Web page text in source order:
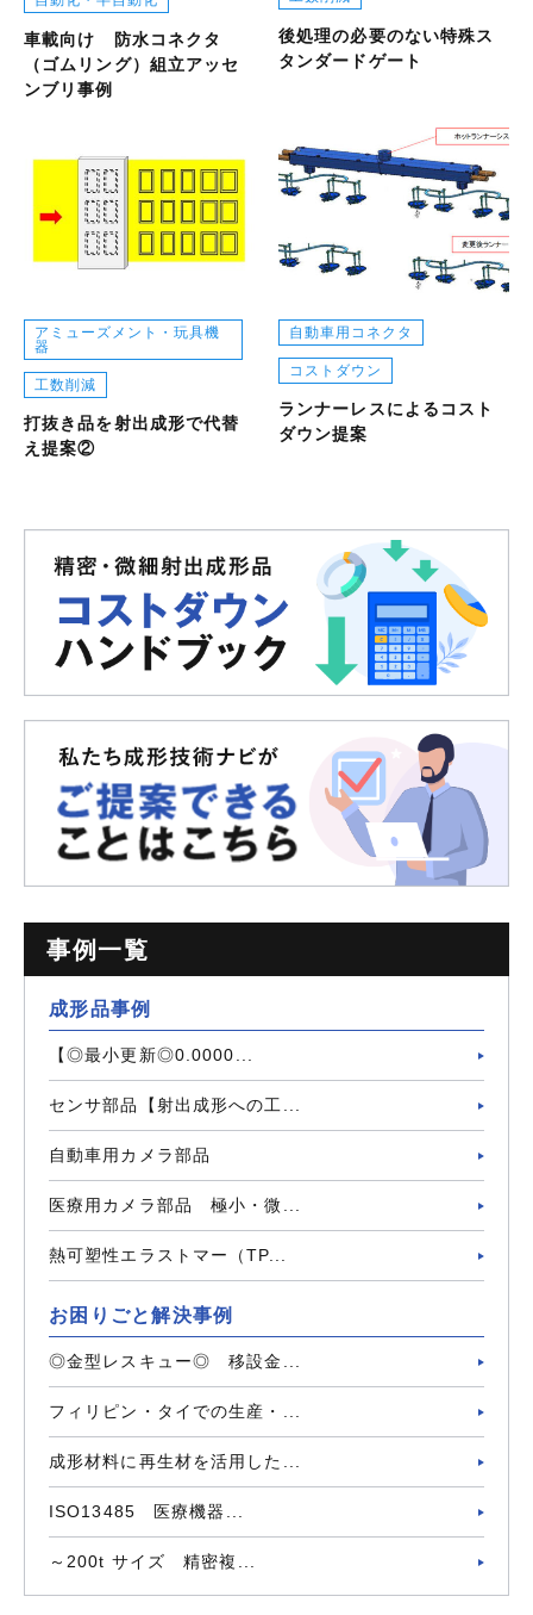
車載向け 防水コネクタ
（ゴムリング）組立アッセ
ンブリ事例
後処理の必要のない特殊ス
タンダードゲート
アミューズメント・玩具機
器
工数削減
打抜き品を射出成形で代替
え提案②
自動車用コネクタ
コストダウン
ランナーレスによるコスト
ダウン提案
事例一覧
成形品事例
【◎最小更新◎0.0000...
センサ部品【射出成形への工...
自動車用カメラ部品
医療用カメラ部品 極小・微...
熱可塑性エラストマー（TP...
お困りごと解決事例
◎金型レスキュー◎ 移設金...
フィリピン・タイでの生産・...
成形材料に再生材を活用した...
ISO13485 医療機器...
～200t サイズ 精密複...